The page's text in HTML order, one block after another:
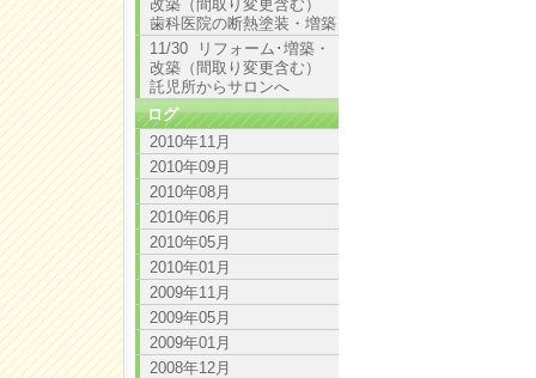
改築（間取り変更含む）
歯科医院の断熱塗装・増築
11/30 リフォーム･増築・
改築（間取り変更含む）
託児所からサロンへ
ログ
2010年11月
2010年09月
2010年08月
2010年06月
2010年05月
2010年01月
2009年11月
2009年05月
2009年01月
2008年12月